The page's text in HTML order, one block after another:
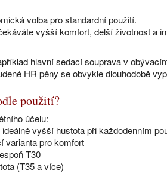
volba pro standardní použití.
vyšší komfort, delší životnost a
hlavní sedací souprava v
HR pěny se obvykle dlouhodobě
použití?
účelu:
vyšší hustota při každodenním
varianta pro komfort
T30
(T35 a více)